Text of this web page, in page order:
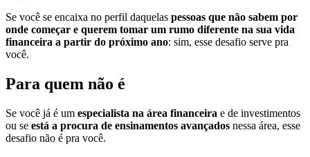
Se você se encaixa no perfil daquelas pessoas que não sabem por
onde começar e querem tomar um rumo diferente na sua vida
financeira a partir do próximo ano: sim, esse desafio serve pra
você.
Para quem não é
Se você já é um especialista na área financeira e de investimentos
ou se está a procura de ensinamentos avançados nessa área, esse
desafio não é pra você.